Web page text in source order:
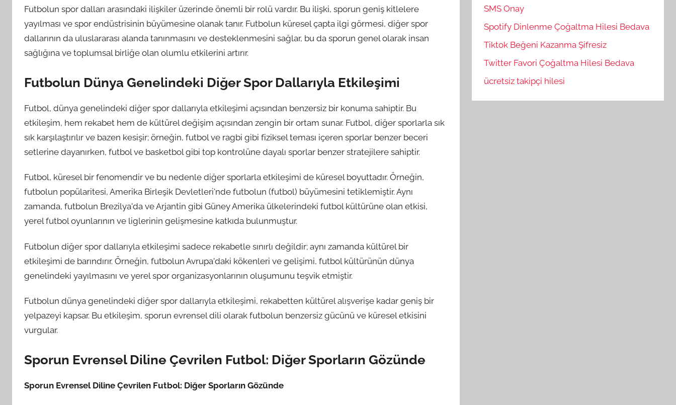
Futbolun spor dalları arasındaki ilişkiler üzerinde önemli bir rolü vardır. Bu ilişki, sporun geniş kitlelere
yayılması ve spor endüstrisinin büyümesine olanak tanır. Futbolun küresel çapta ilgi görmesi, diğer spor
dallarının da uluslararası alanda tanınmasını ve desteklenmesini sağlar, bu da sporun genel olarak insan
sağlığına ve toplumsal birliğe olan olumlu etkilerini artırır.
Futbolun Dünya Genelindeki Diğer Spor Dallarıyla Etkileşimi
Futbol, dünya genelindeki diğer spor dallarıyla etkileşimi açısından benzersiz bir konuma sahiptir. Bu
etkileşim, hem rekabet hem de kültürel değişim açısından zengin bir ortam sunar. Futbol, diğer sporlarla sık
sık karşılaştırılır ve bazen kesişir; örneğin, futbol ve ragbi gibi fiziksel teması içeren sporlar benzer beceri
setlerine dayanırken, futbol ve ​​basketbol gibi top kontrolüne dayalı sporlar benzer stratejilere sahiptir.
Futbol, küresel bir fenomendir ve bu nedenle diğer sporlarla etkileşimi de küresel boyuttadır. Örneğin,
futbolun popülaritesi, Amerika Birleşik Devletleri'nde futbolun (futbol) büyümesini tetiklemiştir. Aynı
zamanda, futbolun Brezilya'da ve Arjantin gibi Güney Amerika ülkelerindeki futbol kültürüne olan etkisi,
yerel futbol oyunlarının ve liglerinin gelişmesine katkıda bulunmuştur.
Futbolun diğer spor dallarıyla etkileşimi sadece rekabetle sınırlı değildir; aynı zamanda kültürel bir
etkileşimi de barındırır. Örneğin, futbolun Avrupa'daki kökenleri ve gelişimi, futbol kültürünün dünya
genelindeki yayılmasını ve yerel spor organizasyonlarının oluşumunu teşvik etmiştir.
Futbolun dünya genelindeki diğer spor dallarıyla etkileşimi, rekabetten kültürel alışverişe kadar geniş bir
yelpazeyi kapsar. Bu etkileşim, sporun evrensel dili olarak futbolun benzersiz gücünü ve küresel etkisini
vurgular.
Sporun Evrensel Diline Çevrilen Futbol: Diğer Sporların Gözünde
Sporun Evrensel Diline Çevrilen Futbol: Diğer Sporların Gözünde
SMS Onay
Spotify Dinlenme Çoğaltma Hilesi Bedava
Tiktok Beğeni Kazanma Şifresiz
Twitter Favori Çoğaltma Hilesi Bedava
ücretsiz takipçi hilesi